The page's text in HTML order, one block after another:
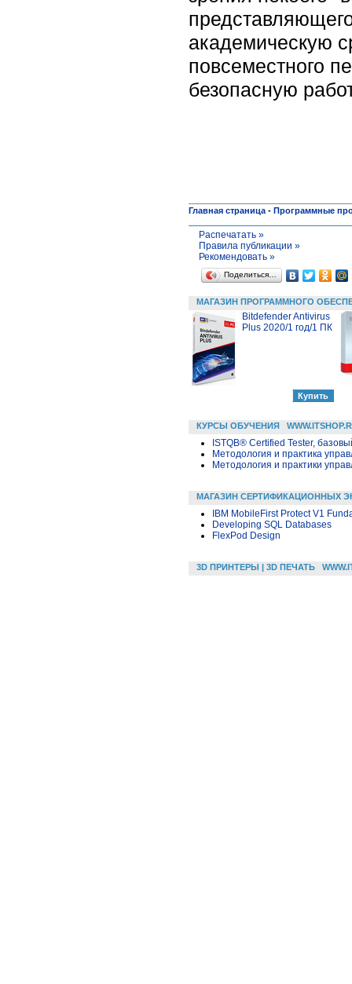
академическую
повсеместного
безопасную
Главная страница - Программные
Распечатать »
Правила публикации »
Рекомендовать »
Поделиться…
МАГАЗИН ПРОГРАММНОГО
Bitdefender Antivirus
Plus 2020/1 год/1 ПК
КУРСЫ ОБУЧЕНИЯ
ISTQB® Certified Tester,
Методология и практика
Методология и практики
МАГАЗИН СЕРТИФИКАЦИОННЫХ
IBM MobileFirst Protect V1
Developing SQL Databases
FlexPod Design
3D ПРИНТЕРЫ | 3D ПЕЧАТЬ